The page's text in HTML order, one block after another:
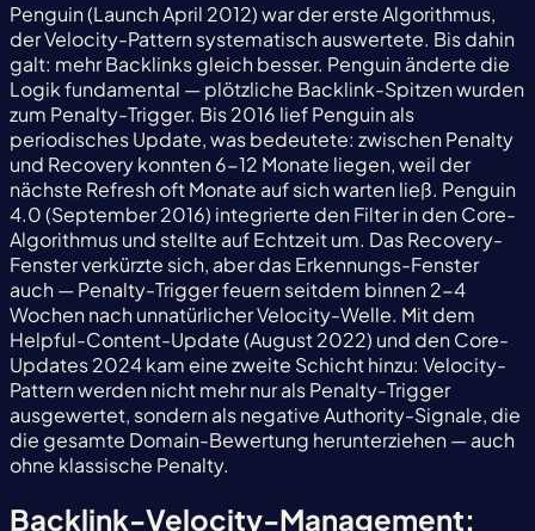
Penguin (Launch April 2012) war der erste Algorithmus,
der Velocity-Pattern systematisch auswertete. Bis dahin
galt: mehr Backlinks gleich besser. Penguin änderte die
Logik fundamental — plötzliche Backlink-Spitzen wurden
zum Penalty-Trigger. Bis 2016 lief Penguin als
periodisches Update, was bedeutete: zwischen Penalty
und Recovery konnten 6-12 Monate liegen, weil der
nächste Refresh oft Monate auf sich warten ließ. Penguin
4.0 (September 2016) integrierte den Filter in den Core-
Algorithmus und stellte auf Echtzeit um. Das Recovery-
Fenster verkürzte sich, aber das Erkennungs-Fenster
auch — Penalty-Trigger feuern seitdem binnen 2-4
Wochen nach unnatürlicher Velocity-Welle. Mit dem
Helpful-Content-Update (August 2022) und den Core-
Updates 2024 kam eine zweite Schicht hinzu: Velocity-
Pattern werden nicht mehr nur als Penalty-Trigger
ausgewertet, sondern als negative Authority-Signale, die
die gesamte Domain-Bewertung herunterziehen — auch
ohne klassische Penalty.
Backlink-Velocity-Management: